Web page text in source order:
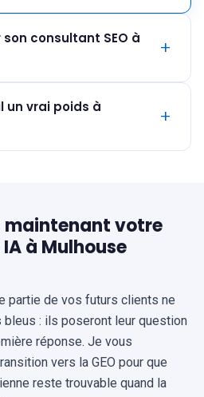
consultant SEO à
un vrai poids à
maintenant votre
à Mulhouse
partie de vos futurs clients ne
: ils poseront leur question
réponse. Je vous
vers la GEO pour que
reste trouvable quand la